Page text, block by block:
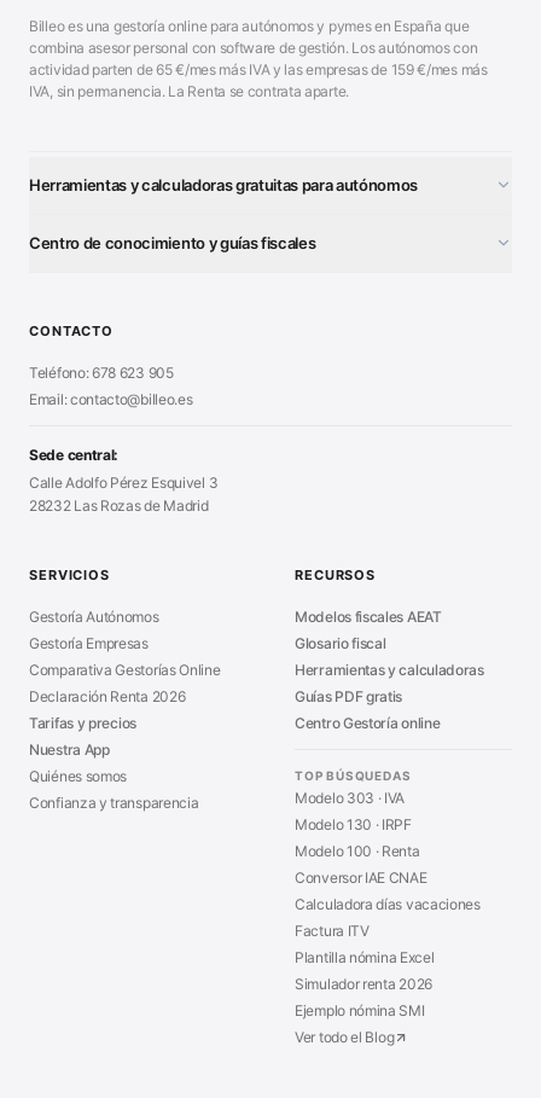
Billeo es una gestoría online para autónomos y pymes en España que
combina asesor personal con software de gestión. Los autónomos con
actividad parten de 65€/mes más IVA y las empresas de 159€/mes más
IVA, sin permanencia. La Renta se contrata aparte.
Herramientas y calculadoras gratuitas para autónomos
Generador Nóminas
■ Generador Presupuestos
Generador Facturas
■Modelo Nómina PDF
■Calculadora Vacaciones
Centro de conocimiento y guías fiscales
■Alta Autónomo Paso a Paso
■Certificado Digital
■Sanciones Hacienda
■Asesoría en Madrid
CONTACTO
Teléfono: 678 623 905
Email: contacto@billeo.es
Sede central:
Calle Adolfo Pérez Esquivel 3
28232 Las Rozas de Madrid
SERVICIOS
Gestoría Autónomos
Gestoría Empresas
Comparativa Gestorías Online
Declaración Renta 2026
Tarifas y precios
Nuestra App
Quiénes somos
Confianza y transparencia
RECURSOS
Modelos fiscales AEAT
Glosario fiscal
Herramientas y calculadoras
Guías PDF gratis
Centro Gestoría online
TOP BÚSQUEDAS
Modelo 303 · IVA
Modelo 130 · IRPF
Modelo 100 · Renta
Conversor IAE CNAE
Calculadora días vacaciones
Factura ITV
Plantilla nómina Excel
Simulador renta 2026
Ejemplo nómina SMI
Ver todo el Blog